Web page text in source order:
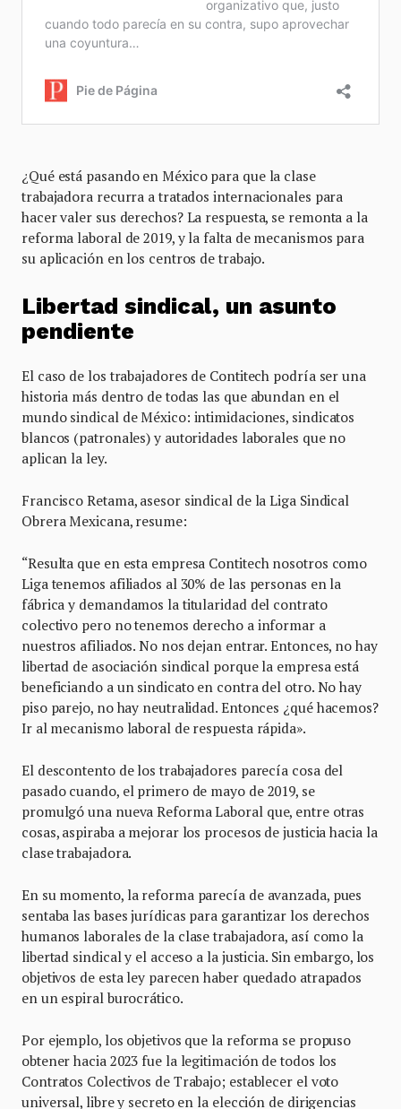
¿Qué está pasando en México para que la clase
trabajadora recurra a tratados internacionales para
hacer valer sus derechos? La respuesta, se remonta a la
reforma laboral de 2019, y la falta de mecanismos para
su aplicación en los centros de trabajo.
Libertad sindical, un asunto
pendiente
El caso de los trabajadores de Contitech podría ser una
historia más dentro de todas las que abundan en el
mundo sindical de México: intimidaciones, sindicatos
blancos (patronales) y autoridades laborales que no
aplican la ley.
Francisco Retama, asesor sindical de la Liga Sindical
Obrera Mexicana, resume:
“Resulta que en esta empresa Contitech nosotros como
Liga tenemos afiliados al 30% de las personas en la
fábrica y demandamos la titularidad del contrato
colectivo pero no tenemos derecho a informar a
nuestros afiliados. No nos dejan entrar. Entonces, no hay
libertad de asociación sindical porque la empresa está
beneficiando a un sindicato en contra del otro. No hay
piso parejo, no hay neutralidad. Entonces ¿qué hacemos?
Ir al mecanismo laboral de respuesta rápida».
El descontento de los trabajadores parecía cosa del
pasado cuando, el primero de mayo de 2019, se
promulgó una nueva Reforma Laboral que, entre otras
cosas, aspiraba a mejorar los procesos de justicia hacia la
clase trabajadora.
En su momento, la reforma parecía de avanzada, pues
sentaba las bases jurídicas para garantizar los derechos
humanos laborales de la clase trabajadora, así como la
libertad sindical y el acceso a la justicia. Sin embargo, los
objetivos de esta ley parecen haber quedado atrapados
en un espiral burocrático.
Por ejemplo, los objetivos que la reforma se propuso
obtener hacia 2023 fue la legitimación de todos los
Contratos Colectivos de Trabajo; establecer el voto
universal, libre y secreto en la elección de dirigencias